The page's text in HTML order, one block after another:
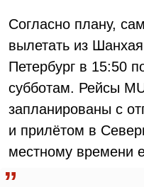
Согласно плану,
вылетать из
Петербург в 15:50
субботам. Рейсы
запланированы с
и прилётом в
местному времени